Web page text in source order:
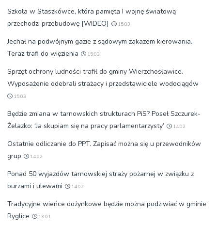
Szkoła w Staszkówce, która pamięta I wojnę światową
przechodzi przebudowę [WIDEO]
15:03
Jechał na podwójnym gazie z sądowym zakazem kierowania.
Teraz trafi do więzienia
15:03
Sprzęt ochrony ludności trafił do gminy Wierzchosławice.
Wyposażenie odebrali strażacy i przedstawiciele wodociągów
15:03
Będzie zmiana w tarnowskich strukturach PiS? Poseł Szczurek-
Żelazko: 'Ja skupiam się na pracy parlamentarzysty’
14:02
Ostatnie odliczanie do PPT. Zapisać można się u przewodników
grup
14:02
Ponad 50 wyjazdów tarnowskiej straży pożarnej w związku z
burzami i ulewami
14:02
Tradycyjne wieńce dożynkowe będzie można podziwiać w gminie
Ryglice
13:01